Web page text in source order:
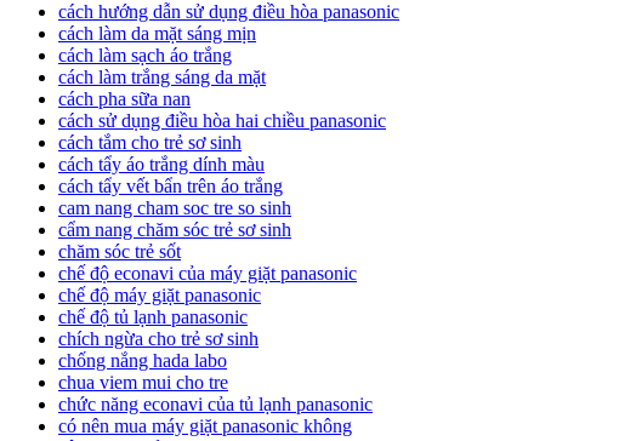
cách hướng dẫn sử dụng điều hòa panasonic
cách làm da mặt sáng mịn
cách làm sạch áo trắng
cách làm trắng sáng da mặt
cách pha sữa nan
cách sử dụng điều hòa hai chiều panasonic
cách tắm cho trẻ sơ sinh
cách tẩy áo trắng dính màu
cách tẩy vết bẩn trên áo trắng
cam nang cham soc tre so sinh
cẩm nang chăm sóc trẻ sơ sinh
chăm sóc trẻ sốt
chế độ econavi của máy giặt panasonic
chế độ máy giặt panasonic
chế độ tủ lạnh panasonic
chích ngừa cho trẻ sơ sinh
chống nắng hada labo
chua viem mui cho tre
chức năng econavi của tủ lạnh panasonic
có nên mua máy giặt panasonic không